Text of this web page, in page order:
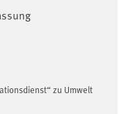
zu Umwelt